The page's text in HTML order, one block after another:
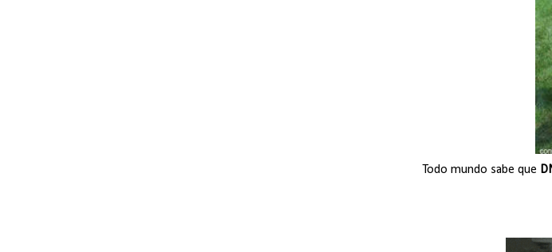
Todo mundo sabe que